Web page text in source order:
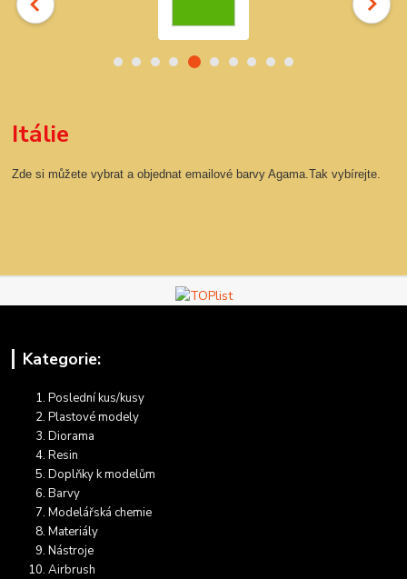
Itálie
Zde si můžete vybrat a objednat emailové barvy Agama.Tak vybírejte.
Kategorie:
Poslední kus/kusy
Plastové modely
Diorama
Resin
Doplňky k modelům
Barvy
Modelářská chemie
Materiály
Nástroje
Airbrush